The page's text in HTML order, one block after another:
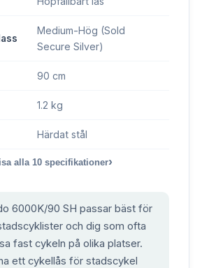
Medium-Hög (Sold
Secure Silver)
90 cm
1.2 kg
Härdat stål
alla 10 specifikationer›
6000K/90 SH passar bäst för
och dig som ofta
fast cykeln på olika platser.
ett cykellås för stadscykel